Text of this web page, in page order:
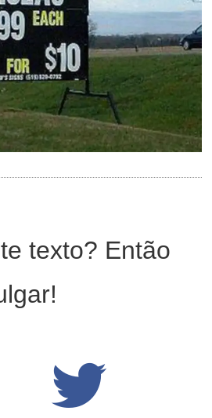
texto? Então